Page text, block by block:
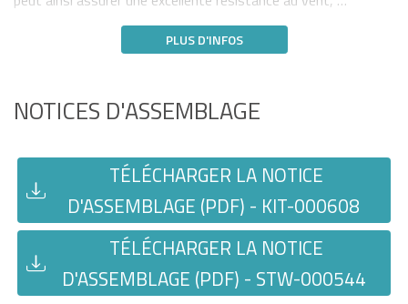
PLUS D'INFOS
NOTICES D'ASSEMBLAGE
TÉLÉCHARGER LA NOTICE
D'ASSEMBLAGE (PDF) - KIT-000608
TÉLÉCHARGER LA NOTICE
D'ASSEMBLAGE (PDF) - STW-000544